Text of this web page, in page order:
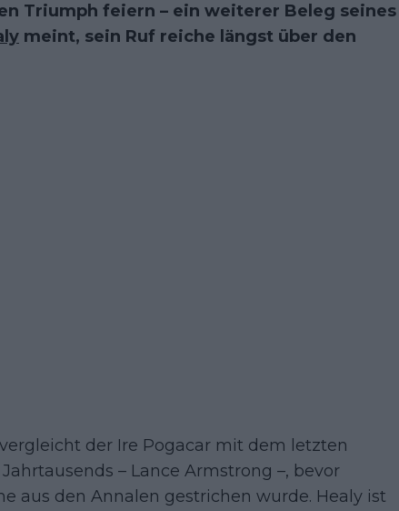
Triumph feiern – ein weiterer Beleg seines
meint, sein Ruf reiche längst über den
vergleicht der Ire Pogacar mit dem letzten
– Lance Armstrong –, bevor
aus den Annalen gestrichen wurde. Healy ist